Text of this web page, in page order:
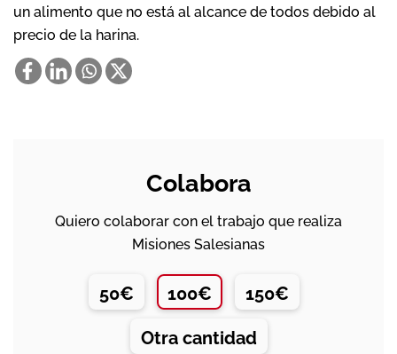
un alimento que no está al alcance de todos debido al
precio de la harina.
Colabora
Quiero colaborar con el trabajo que realiza
Misiones Salesianas
50€ 100€ 150€
Otra cantidad